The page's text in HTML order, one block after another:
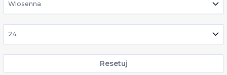
Wiosenna
24
Resetuj